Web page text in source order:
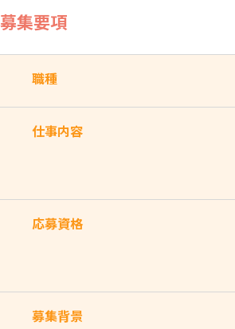
募集要項
職種
仕事内容
応募資格
募集背景